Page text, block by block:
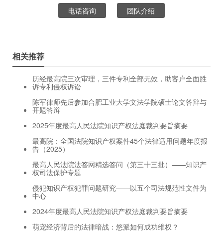
电话咨询 团队介绍
相关推荐
历经最高院三次审理，三件专利全部无效，助客户全面胜
诉专利侵权诉讼
陈军律师先后参加合肥工业大学文法学院硕士论文答辩与
开题答辩
2025年度最高人民法院知识产权法庭裁判要旨摘要
最高院：全国法院知识产权案件45个法律适用问题年度报
告（2025）
最高人民法院法答网精选答问（第三十三批）——知识产
权司法保护专题
侵犯知识产权犯罪问题研究——以五个司法规范性文件为
中心
2024年度最高人民法院知识产权法庭裁判要旨摘要
萌宠经济背后的法律暗战：悠派如何成功维权？